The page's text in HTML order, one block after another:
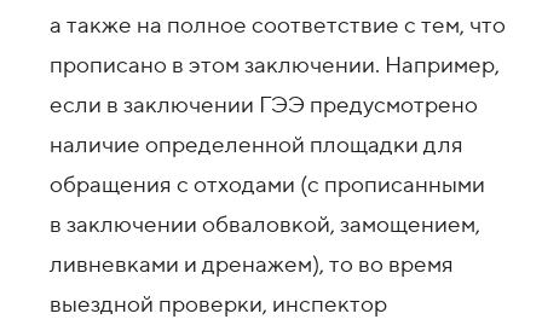
а также на полное соответствие с тем, что
прописано в этом заключении. Например,
если в заключении ГЭЭ предусмотрено
наличие определенной площадки для
обращения с отходами (с прописанными
в заключении обваловкой, замощением,
ливневками и дренажем), то во время
выездной проверки, инспектор